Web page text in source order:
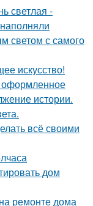
светлая -
светом с самого
искусство!
оформленное
истории.
всё своими
дом
ремонте дома